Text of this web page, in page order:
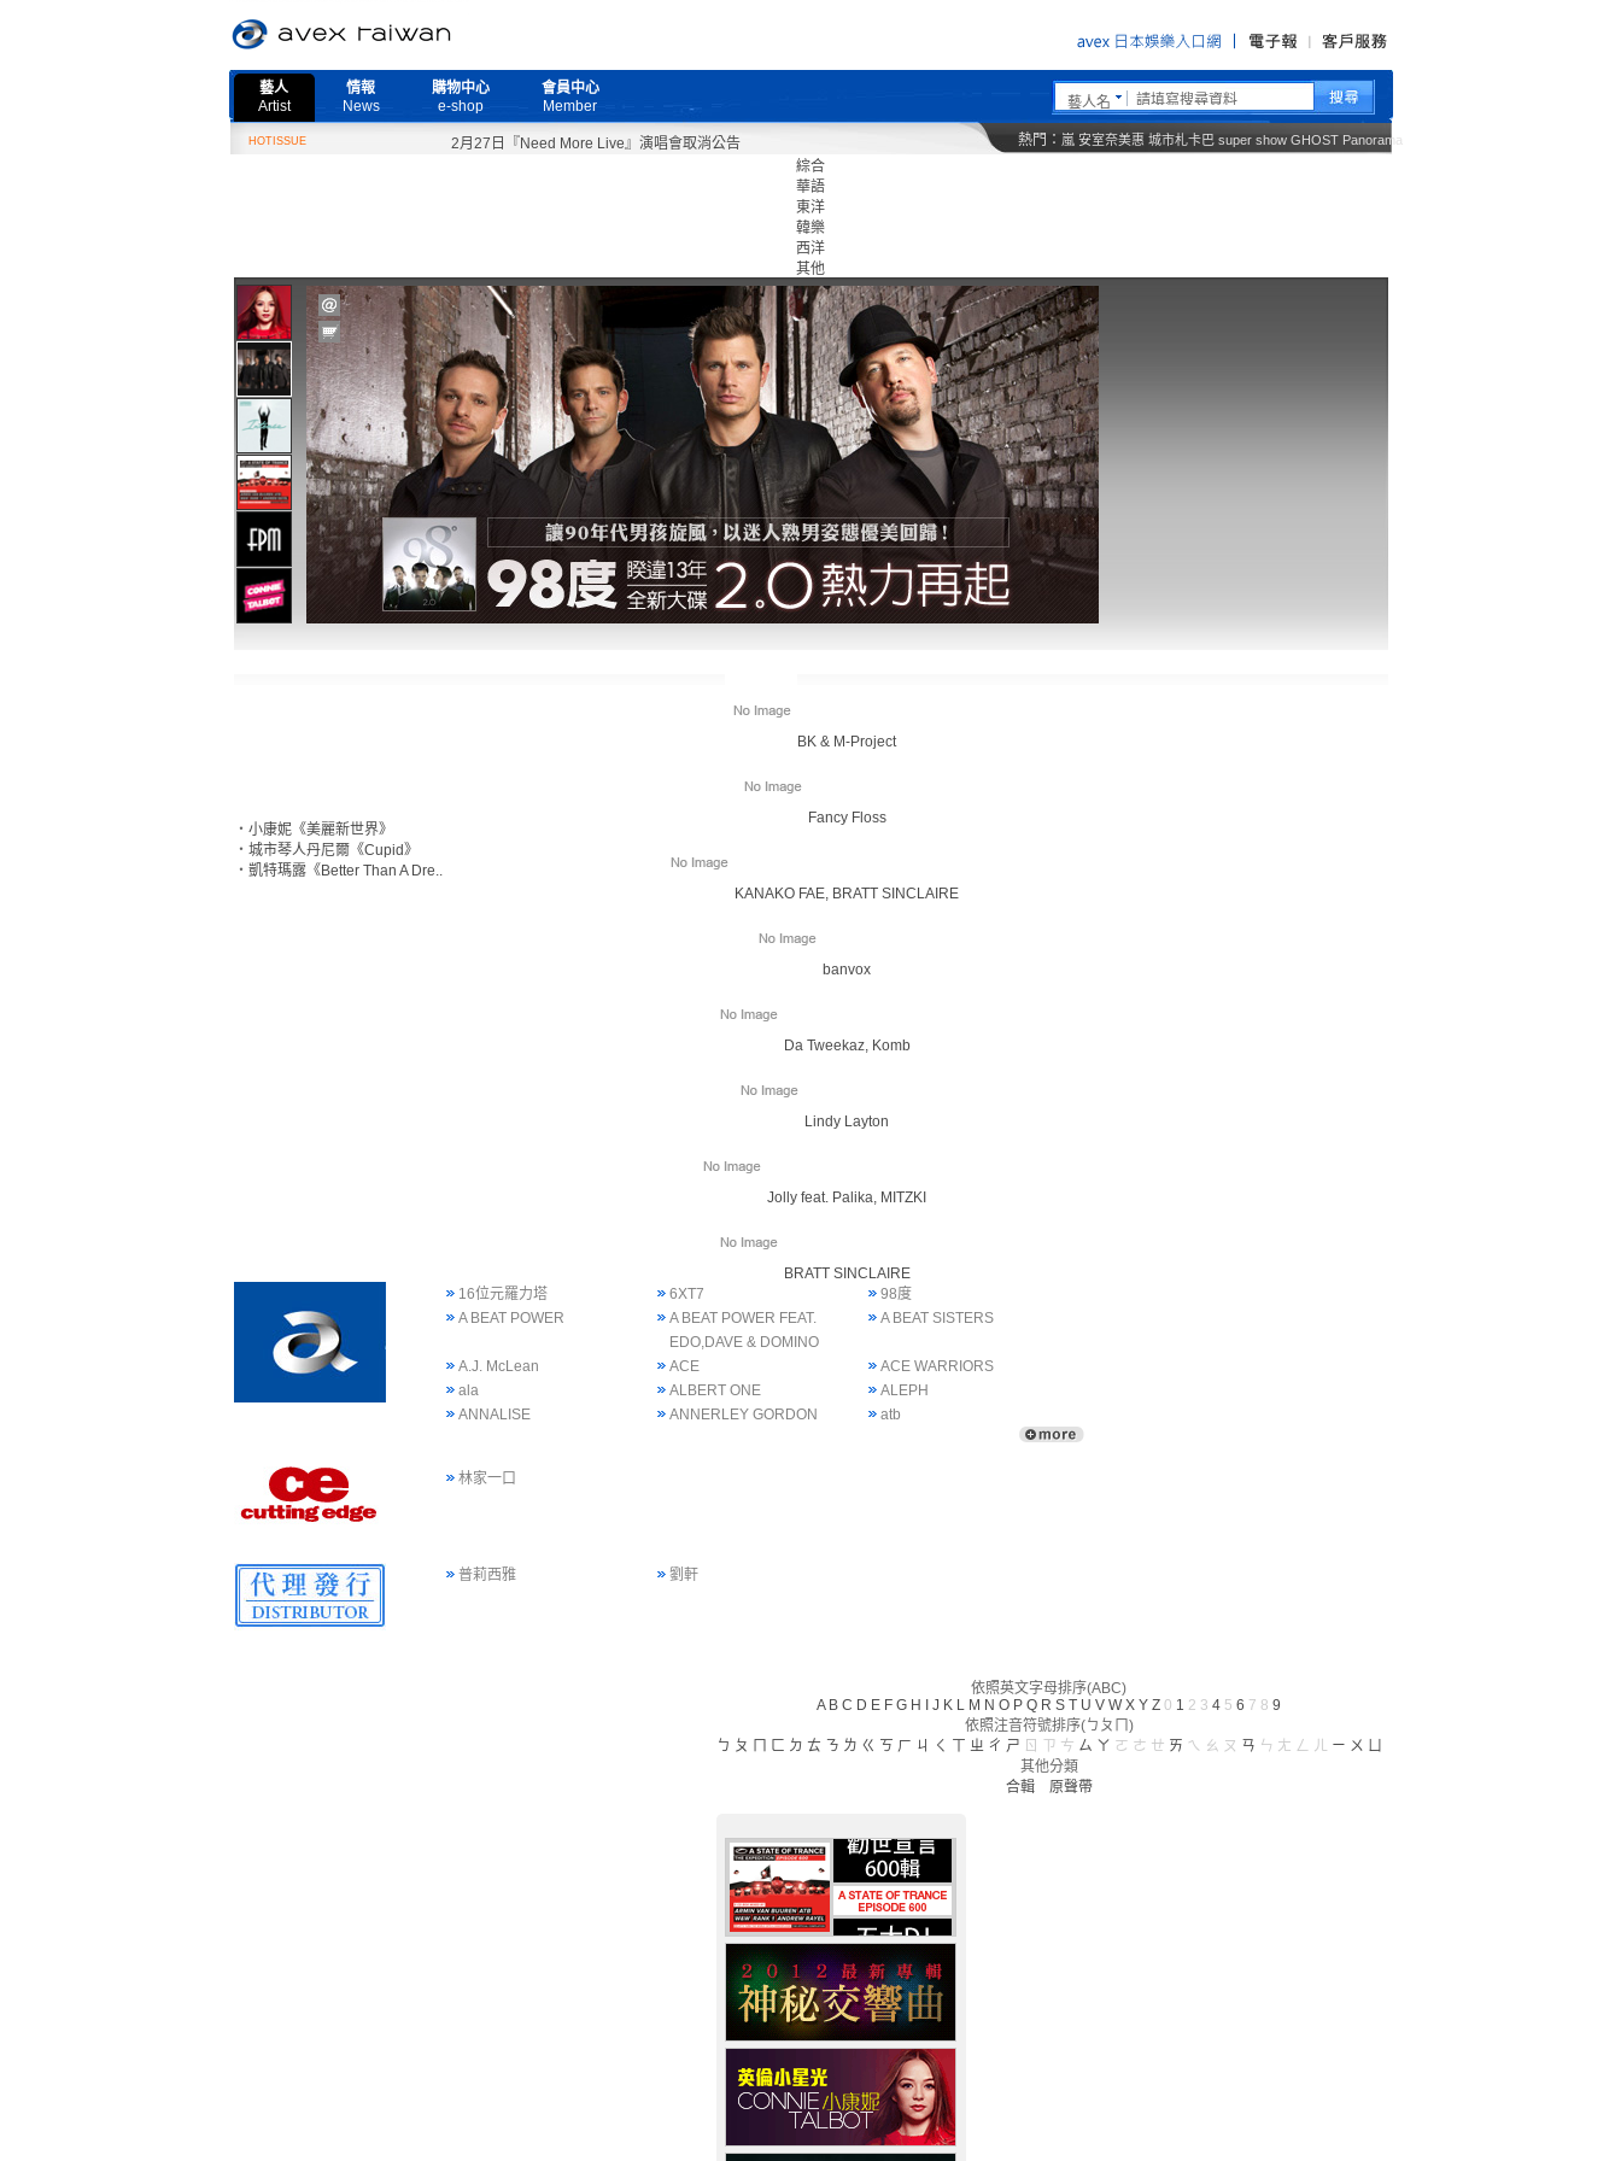
藝人
Artist
情報
News
購物中心
e-shop
會員中心
Member
藝人名
HOTISSUE 2月27日『Need More Live』演唱會取消公告 熱門： 嵐 安室奈美惠 城市札卡巴 super show GHOST Panorama
綜合
華語
東洋
韓樂
西洋
其他
‧ 小康妮《美麗新世界》
‧ 城市琴人丹尼爾《Cupid》
‧ 凱特瑪露《Better Than A Dre..
BK & M-Project
Fancy Floss
KANAKO FAE, BRATT SINCLAIRE
banvox
Da Tweekaz, Komb
Lindy Layton
Jolly feat. Palika, MITZKI
BRATT SINCLAIRE
16位元羅力塔
6XT7
98度
A BEAT POWER
A BEAT POWER FEAT.
EDO,DAVE & DOMINO
A BEAT SISTERS
A.J. McLean ACE
ACE WARRIORS
ala
ALBERT ONE
ALEPH
ANNALISE
ANNERLEY GORDON atb
林家一口
普莉西雅 劉軒
依照英文字母排序(ABC)
A B C D E F G H J K L M N O P Q R S T U V W X Y Z 0 1 2 3 4 5 6 7 8 9
依照注音符號排序(ㄅㄆㄇ)
ㄅ ㄆ ㄈ ㄉ ㄊ ㄋ ㄌ ㄍ ㄎ ㄏ ㄐ ㄑ ㄓ ㄔ ㄕ ㄖ ㄗ ㄘ ㄙ ㄚ ㄛ ㄜ ㄝ ㄞ ㄟ ㄠ ㄡ ㄢ ㄣ ㄤ ㄥ ㄦ ㄧ ㄨ ㄩ
其他分類
合輯
原聲帶